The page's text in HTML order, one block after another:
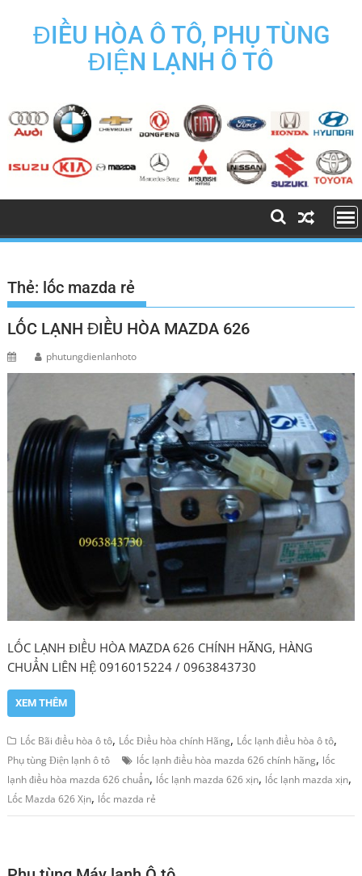
contentĐIỀU HÒA Ô TÔ, PHỤ TÙNG
ĐIỆN LẠNH Ô TÔ
Thẻ: lốc mazda rẻ
LỐC LẠNH ĐIỀU HÒA MAZDA 626
phutungdienlanhoto
LỐC LẠNH ĐIỀU HÒA MAZDA 626 CHÍNH HÃNG, HÀNG
CHUẨN LIÊN HỆ 0916015224 / 0963843730
XEM THÊM
Lốc Bãi điều hòa ô tô, Lốc Điều hòa chính Hãng, Lốc lạnh điều hòa ô tô,
Phụ tùng Điện lạnh ô tô lốc lạnh điều hòa mazda 626 chính hãng, lốc
lạnh điều hòa mazda 626 chuẩn, lốc lạnh mazda 626 xịn, lốc lạnh mazda xịn,
Lốc Mazda 626 Xịn, lốc mazda rẻ